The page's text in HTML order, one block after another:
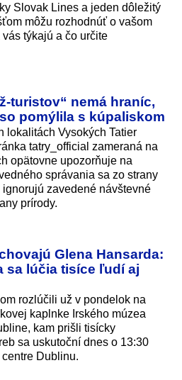
Slovak Lines a jeden dôležitý
môžu rozhodnúť o vašom
týkajú a čo určite
turistov“ nemá hraníc,
pomýlila s kúpaliskom
lokalitách Vysokých Tatier
tatry_official zameraná na
opätovne upozorňuje na
správania sa zo strany
zavedené návštevné
prírody.
Glena Hansarda:
sa lúčia tisíce ľudí aj
rozlúčili už v pondelok na
kaplnke Irského múzea
kam prišli tisícky
sa uskutoční dnes o 13:30
Dublinu.